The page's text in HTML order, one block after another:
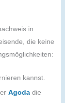
in
die keine
kannst.
Agoda die